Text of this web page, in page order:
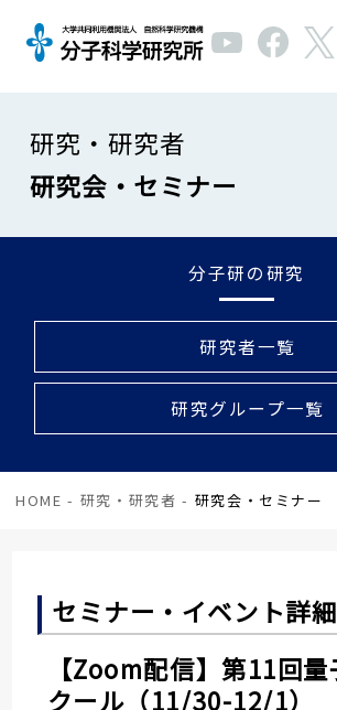
研究・研究者
研究会・セミナー
分子研の研究
研究者一覧
研究グループ一覧
HOME - 研究・研究者 - 研究会・セミナー
セミナー・イベント詳細
【Zoom配信】第11回
クール（11/30-12/1）